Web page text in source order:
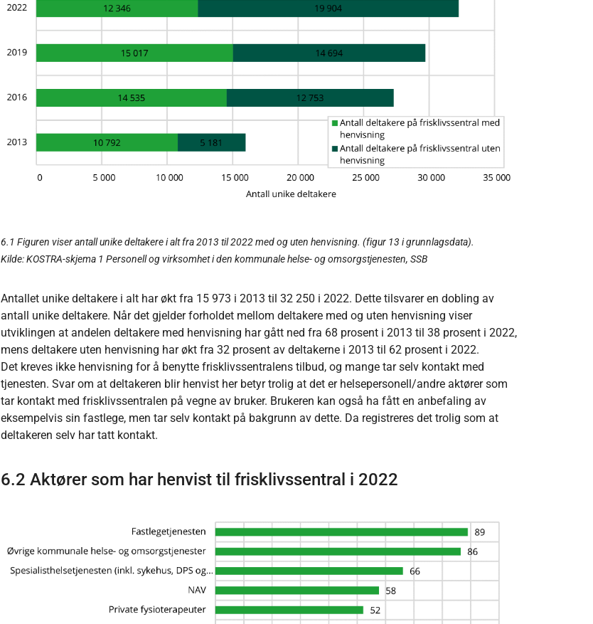
6.1 Figuren viser antall unike deltakere i alt fra 2013 til 2022 med og uten henvisning. (figur 13 i grunnlagsdata).
Kilde: KOSTRA-skjema 1 Personell og virksomhet i den kommunale helse- og omsorgstjenesten, SSB
Antallet unike deltakere i alt har økt fra 15 973 i 2013 til 32 250 i 2022. Dette tilsvarer en dobling av
antall unike deltakere. Når det gjelder forholdet mellom deltakere med og uten henvisning viser
utviklingen at andelen deltakere med henvisning har gått ned fra 68 prosent i 2013 til 38 prosent i 2022,
mens deltakere uten henvisning har økt fra 32 prosent av deltakerne i 2013 til 62 prosent i 2022.
Det kreves ikke henvisning for å benytte frisklivssentralens tilbud, og mange tar selv kontakt med
tjenesten. Svar om at deltakeren blir henvist her betyr trolig at det er helsepersonell/andre aktører som
tar kontakt med frisklivssentralen på vegne av bruker. Brukeren kan også ha fått en anbefaling av
eksempelvis sin fastlege, men tar selv kontakt på bakgrunn av dette. Da registreres det trolig som at
deltakeren selv har tatt kontakt.
6.2 Aktører som har henvist til frisklivssentral i 2022